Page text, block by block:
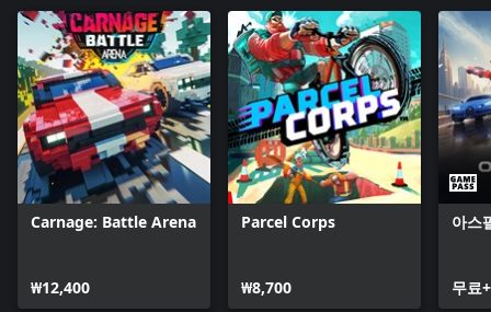
Carnage: Battle Arena
₩12,400
Parcel Corps
₩8,700
아스
무료+